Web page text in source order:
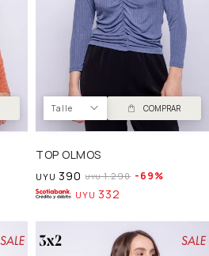
Talle COMPRAR
TOP OLMOS
UYU 390 UYU 1.290 69
UYU 332